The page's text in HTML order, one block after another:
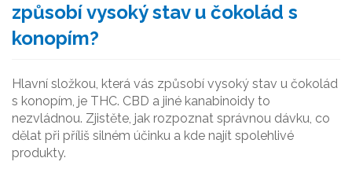
způsobí vysoký stav u čokolád s
konopím?
Hlavní složkou, která vás způsobí vysoký stav u čokolád
s konopím, je THC. CBD a jiné kanabinoidy to
nezvládnou. Zjistěte, jak rozpoznat správnou dávku, co
dělat při příliš silném účinku a kde najít spolehlivé
produkty.